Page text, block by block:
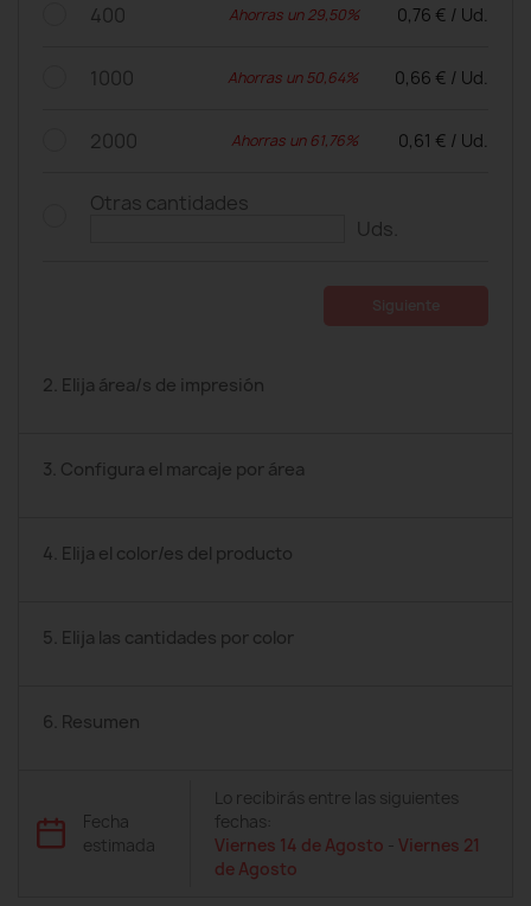
400 Ahorras un 29,50% 0,76 € / Ud.
1000 Ahorras un 50,64% 0,66 € / Ud.
2000 Ahorras un 61,76% 0,61 € / Ud.
Otras cantidades
Uds.
2. Elija área/s de impresión
3. Configura el marcaje por área
4. Elija el color/es del producto
5. Elija las cantidades por color
6. Resumen
Fecha
estimada
Lo recibirás entre las siguientes
fechas:
Viernes 14 de Agosto -Viernes 21
de Agosto